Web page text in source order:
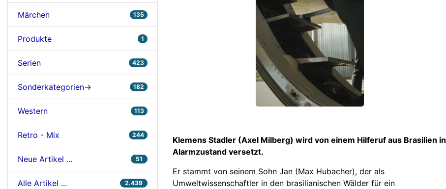
Märchen 135
Produkte 1
Serien 423
Sonderkategorien-> 182
Western 113
Retro - Mix 244
Neue Artikel ... 51
Alle Artikel ... 2.439
Klemens Stadler (Axel Milberg) wird von einem Hilferuf aus Brasilien in
Alarmzustand versetzt.
Er stammt von seinem Sohn Jan (Max Hubacher), der als
Umweltwissenschaftler in den brasilianischen Wälder für ein